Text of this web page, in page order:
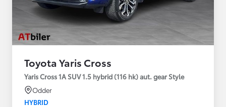
Toyota Yaris Cross
Yaris Cross 1A SUV 1.5 hybrid (116 hk) aut. gear Style
Odder
HYBRID